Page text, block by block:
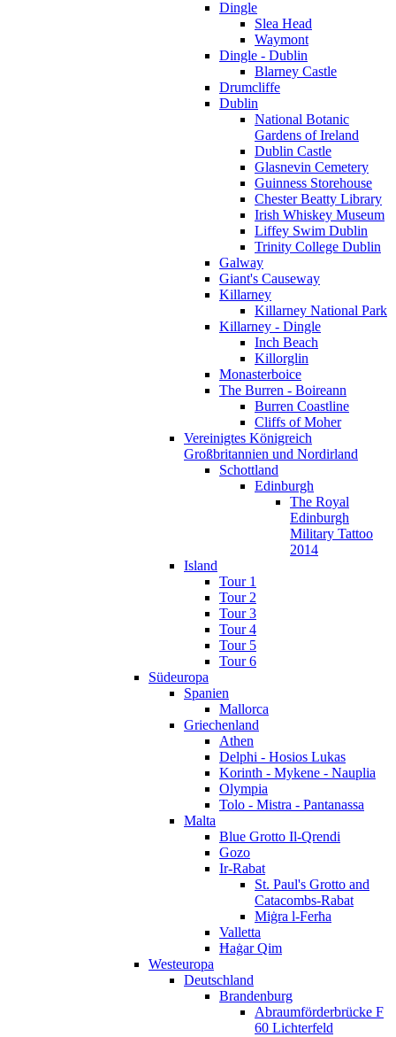
Dingle
Slea Head
Waymont
Dingle - Dublin
Blarney Castle
Drumcliffe
Dublin
National Botanic
Gardens of Ireland
Dublin Castle
Glasnevin Cemetery
Guinness Storehouse
Chester Beatty Library
Irish Whiskey Museum
Liffey Swim Dublin
Trinity College Dublin
Galway
Giant's Causeway
Killarney
Killarney National Park
Killarney - Dingle
Inch Beach
Killorglin
Monasterboice
The Burren - Boireann
Burren Coastline
Cliffs of Moher
Vereinigtes Königreich
Großbritannien und Nordirland
Schottland
Edinburgh
The Royal
Edinburgh
Military Tattoo
2014
Island
Tour 1
Tour 2
Tour 3
Tour 4
Tour 5
Tour 6
Südeuropa
Spanien
Mallorca
Griechenland
Athen
Delphi - Hosios Lukas
Korinth - Mykene - Nauplia
Olympia
Tolo - Mistra - Pantanassa
Malta
Blue Grotto Il-Qrendi
Gozo
Ir-Rabat
St. Paul's Grotto and
Catacombs-Rabat
Miġra l-Ferħa
Valletta
Ħaġar Qim
Westeuropa
Deutschland
Brandenburg
Abraumförderbrücke F
60 Lichterfeld